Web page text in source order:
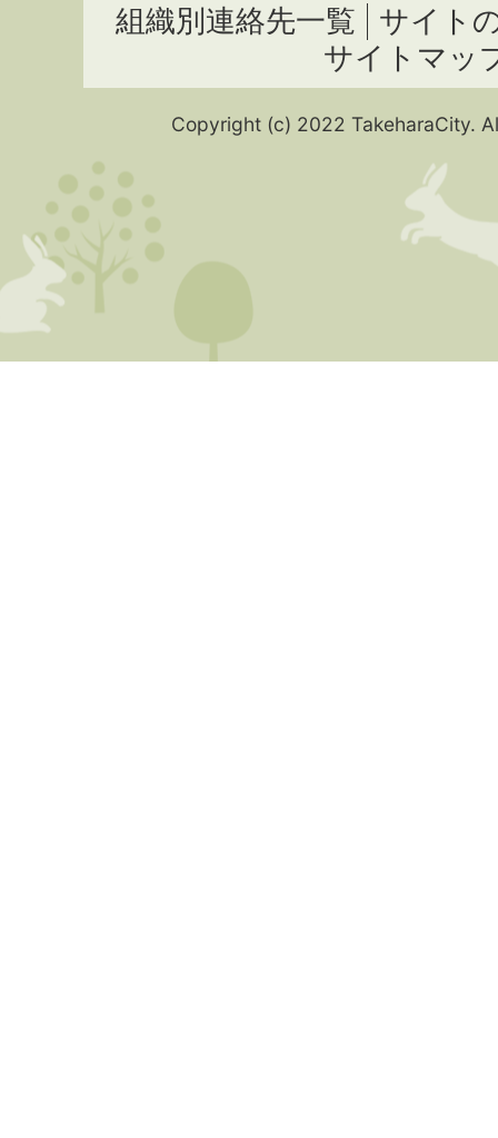
組織別連絡先一覧
サイト
サイトマッ
Copyright (c) 2022 TakeharaCity.